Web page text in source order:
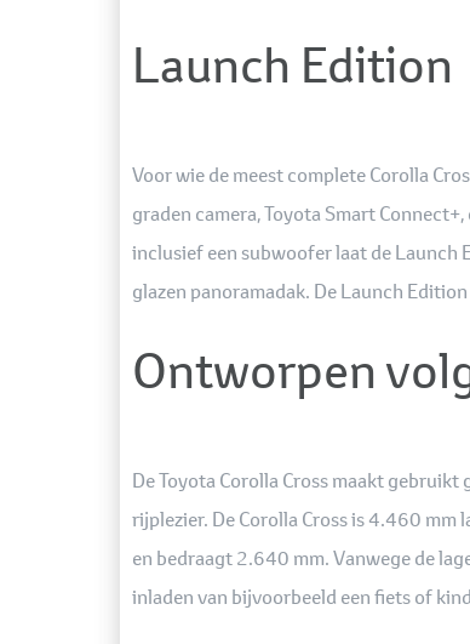
Launch Edition
Voor wie de meest complete Corolla
graden camera, Toyota Smart
inclusief een subwoofer laat de Launch
glazen panoramadak. De Launch
Ontworpen
De Toyota Corolla Cross maakt
rijplezier. De Corolla Cross is 4.460 mm
en bedraagt 2.640 mm. Vanwege de
inladen van bijvoorbeeld een fiets of